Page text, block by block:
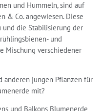
und Hummeln, sind auf
& Co. angewiesen. Diese
und die Stabilisierung der
und
Mischung verschiedener
anderen jungen Pflanzen für
mit?
und Balkons Blumenerde